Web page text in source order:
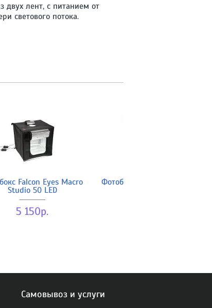
двух лент, с питанием от
светового потока.
Falcon Eyes Macro
Studio 50 LED
5 150р.
Фотобокс Godox LSD80 с LED
Самовывоз и услуги